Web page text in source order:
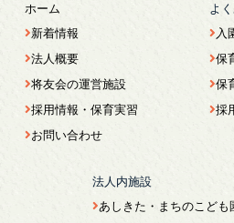
ホーム
新着情報
法人概要
将友会の運営施設
採用情報・保育実習
お問い合わせ
よ
入
保
保
採
法人内施設
あしきた・まちのこども